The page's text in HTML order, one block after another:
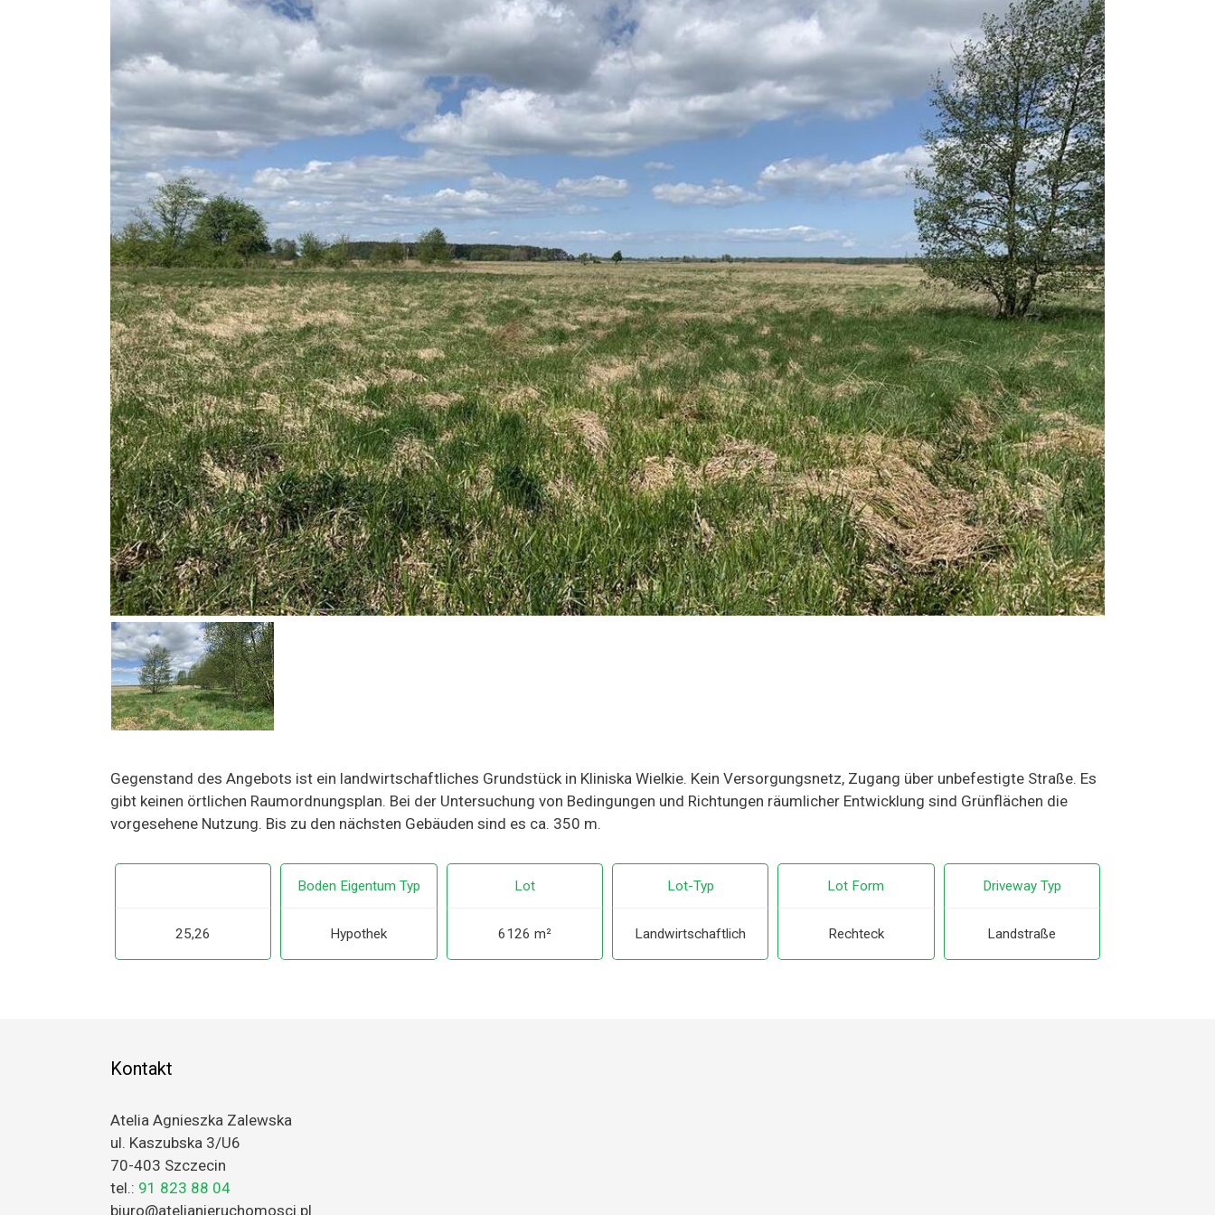
Gegenstand des Angebots ist ein landwirtschaftliches Grundstück in Kliniska Wielkie. Kein Versorgungsnetz, Zugang über unbefestigte Straße. Es
gibt keinen örtlichen Raumordnungsplan. Bei der Untersuchung von Bedingungen und Richtungen räumlicher Entwicklung sind Grünflächen die
vorgesehene Nutzung. Bis zu den nächsten Gebäuden sind es ca. 350 m.
25,26
Boden Eigentum Typ
Hypothek
Lot
6126 m²
Lot-Typ
Landwirtschaftlich
Lot Form
Rechteck
Driveway Typ
Landstraße
Kontakt
Atelia Agnieszka Zalewska
ul. Kaszubska 3/U6
70-403 Szczecin
tel.: 91 823 88 04
biuro@atelianieruchomosci.pl